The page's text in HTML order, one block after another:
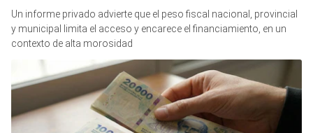
Un informe privado advierte que el peso fiscal nacional, provincial
y municipal limita el acceso y encarece el financiamiento, en un
contexto de alta morosidad